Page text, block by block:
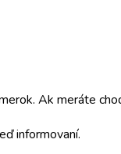
Ak meráte
informovaní.